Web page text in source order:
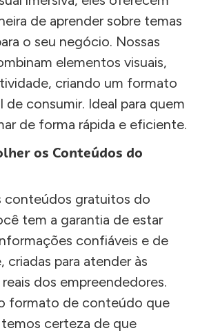
de aprender sobre temas
o seu negócio. Nossas
elementos visuais,
criando um formato
consumir. Ideal para quem
de forma rápida e eficiente.
os Conteúdos do
conteúdos gratuitos do
tem a garantia de estar
confiáveis e de
criadas para atender às
dos empreendedores.
formato de conteúdo que
certeza de que